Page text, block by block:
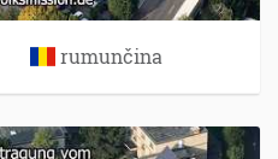
rumunčina